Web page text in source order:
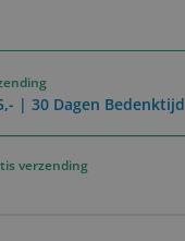
| 30 Dagen Bedenktijd
verzending